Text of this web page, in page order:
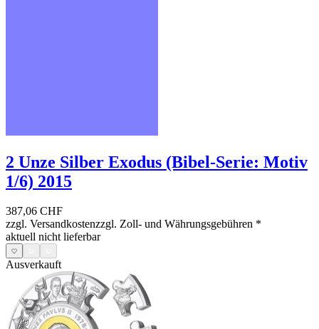
2 Unze Silber Exodus (Bibel-Serie: Motiv
1/6) 2015
387,06 CHF
zzgl. Versandkostenzzgl. Zoll- und Währungsgebühren *
aktuell nicht lieferbar
Ausverkauft